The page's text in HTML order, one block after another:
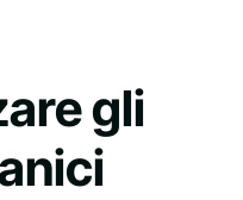
gli